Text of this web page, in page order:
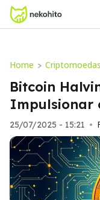
Home > Criptomoedas
Bitcoin
Impulsionar
25/07/2025 - 15:21 •